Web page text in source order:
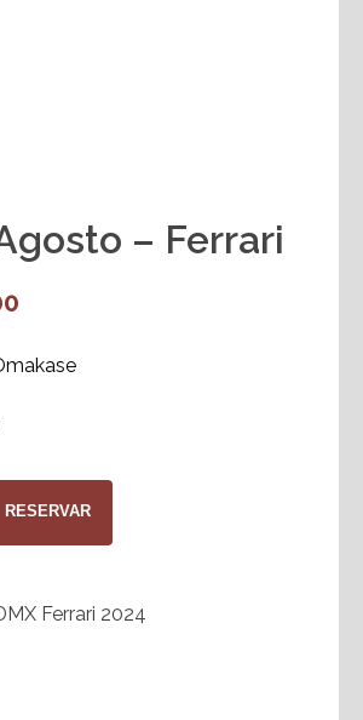
– Ferrari
RESERVAR
Ferrari 2024